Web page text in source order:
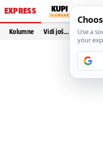
EXPRESS
Kolumne Vidi još…